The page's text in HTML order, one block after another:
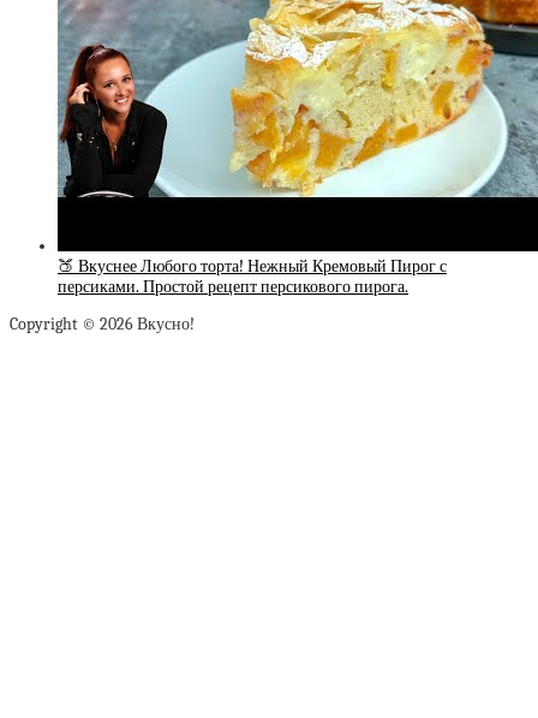
🍑 Вкуснее Любого торта! Нежный Кремовый Пирог с
персиками. Простой рецепт персикового пирога.
Copyright © 2026 Вкусно!